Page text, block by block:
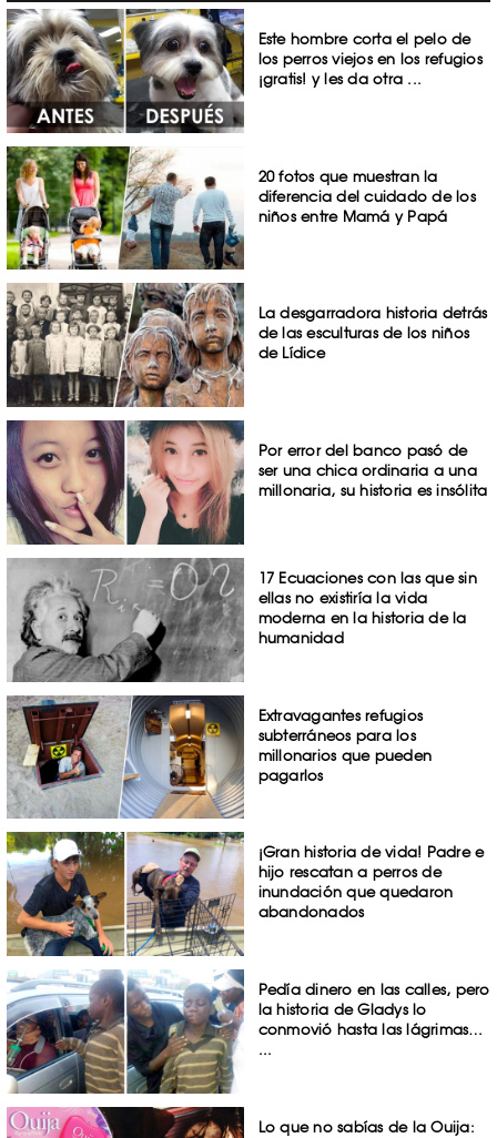
Este hombre corta el pelo de
los perros viejos en los refugios
¡gratis! y les da otra ...
20 fotos que muestran la
diferencia del cuidado de los
niños entre Mamá y Papá
La desgarradora historia detrás
de las esculturas de los niños
de Lídice
Por error del banco pasó de
ser una chica ordinaria a una
millonaria, su historia es insólita
17 Ecuaciones con las que sin
ellas no existiría la vida
moderna en la historia de la
humanidad
Extravagantes refugios
subterráneos para los
millonarios que pueden
pagarlos
¡Gran historia de vida! Padre e
hijo rescatan a perros de
inundación que quedaron
abandonados
Pedía dinero en las calles, pero
la historia de Gladys lo
conmovió hasta las lágrimas…
...
Lo que no sabías de la Ouija: